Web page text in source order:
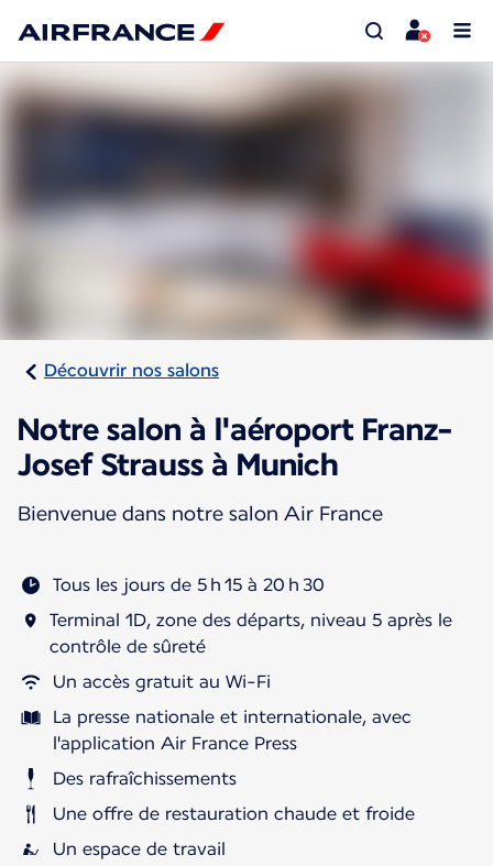
Découvrir nos salons
Notre salon à l'aéroport Franz-
Josef Strauss à Munich
Bienvenue dans notre salon Air France
Tous les jours de 5 h 15 à 20 h 30
Terminal 1D, zone des départs, niveau 5 après le
contrôle de sûreté
Un accès gratuit au Wi-Fi
La presse nationale et internationale, avec
l'application Air France Press
Des rafraîchissements
Une offre de restauration chaude et froide
Un espace de travail